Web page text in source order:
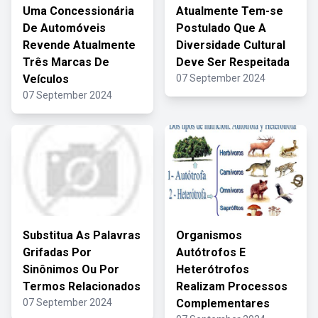
Uma Concessionária
De Automóveis
Revende Atualmente
Três Marcas De
Veículos
07 September 2024
Atualmente Tem-se
Postulado Que A
Diversidade Cultural
Deve Ser Respeitada
07 September 2024
Substitua As Palavras
Grifadas Por
Sinônimos Ou Por
Termos Relacionados
07 September 2024
Organismos
Autótrofos E
Heterótrofos
Realizam Processos
Complementares